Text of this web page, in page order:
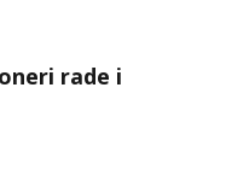
rade i